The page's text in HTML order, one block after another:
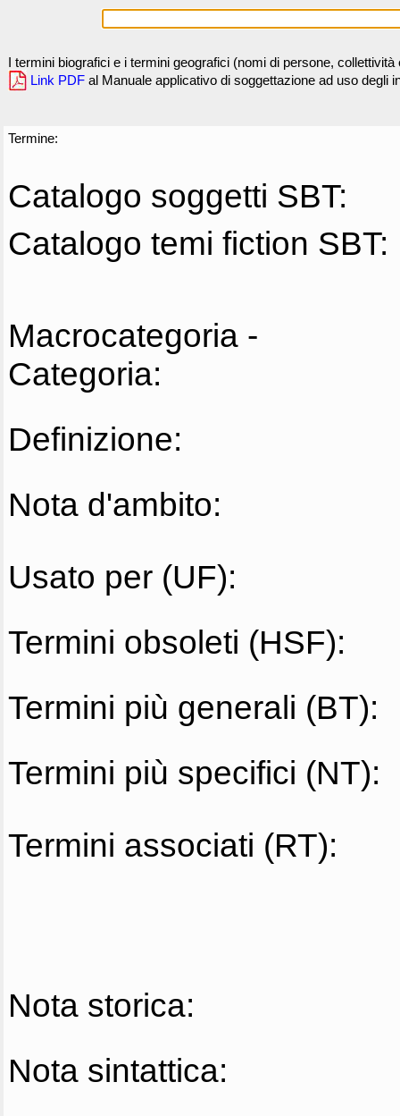
I termini biografici e i termini geografici (nomi di persone,
Link PDF al Manuale applicativo di soggettazione ad uso degli
Termine:
Catalogo soggetti SBT:
Catalogo temi fiction SBT:
Macrocategoria -
Categoria:
Definizione:
Nota d'ambito:
Usato per (UF):
Termini obsoleti (HSF):
Termini più generali (BT):
Termini più specifici (NT):
Termini associati (RT):
Nota storica:
Nota sintattica: